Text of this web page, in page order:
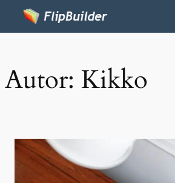
Autor: Kikko